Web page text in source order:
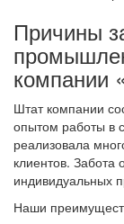
Причины
компании
Штат компании
опытом работы в
реализовала
клиентов. Забота
индивидуальных
Наши